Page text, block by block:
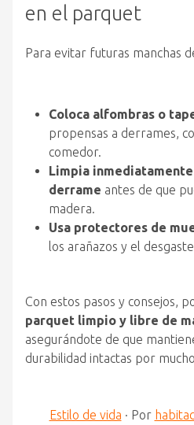
en el parquet
Para evitar futuras manchas
Coloca alfombras o
propensas a derrames,
comedor.
Limpia
derrame antes de que
madera.
Usa protectores de
los arañazos y el
Con estos pasos y consejos,
parquet limpio y libre de
asegurándote de que
durabilidad intactas por
Estilo de vida · Por